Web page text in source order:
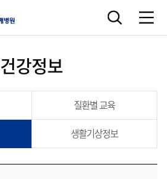
건강정보
질환별 교육
생활기상정보